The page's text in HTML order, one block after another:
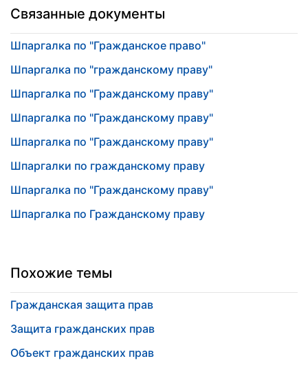
Связанные документы
Шпаргалка по "Гражданское право"
Шпаргалка по "гражданскому праву"
Шпаргалка по "Гражданскому праву"
Шпаргалка по "Гражданскому праву"
Шпаргалка по "Гражданскому праву"
Шпаргалки по гражданскому праву
Шпаргалка по "Гражданскому праву"
Шпаргалка по Гражданскому праву
Похожие темы
Гражданская защита прав
Защита гражданских прав
Объект гражданских прав